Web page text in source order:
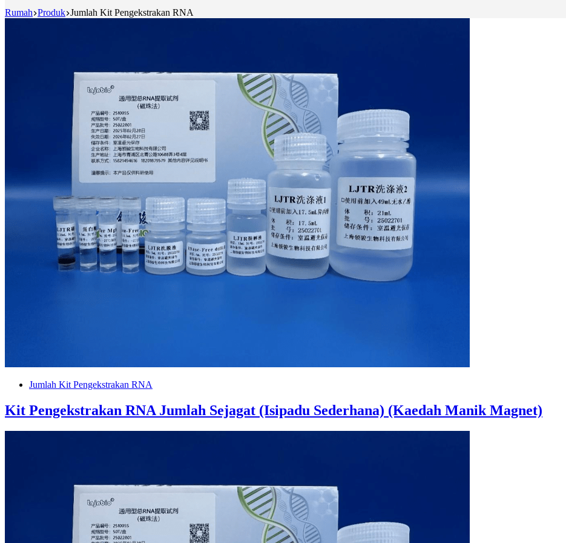
Rumah Produk Jumlah Kit Pengekstrakan RNA
Jumlah Kit Pengekstrakan RNA
Kit Pengekstrakan RNA Jumlah Sejagat (Isipadu Sederhana) (Kaedah Manik Magnet)